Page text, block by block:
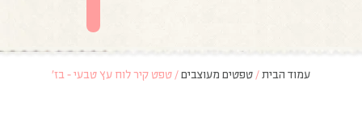
עמוד הבית/ טפטים מעוצבים/ טפט קיר לוח עץ טבעי – בז’